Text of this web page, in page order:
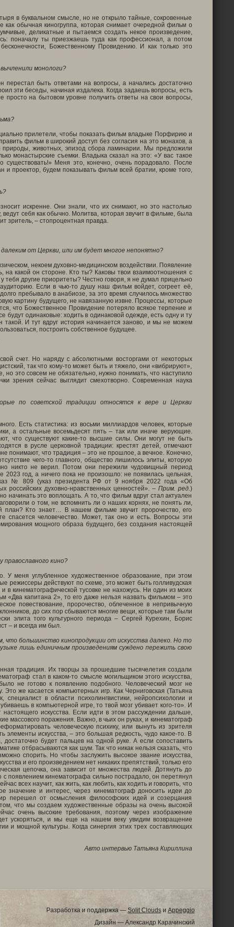
в буквальном смысле, но не открыло тайные, сокровенные
обычная киногруппа, которая снимает очередной фильм о
деликатные и пытаемся создать некое произведение,
поначалу ты приезжаешь туда как профессионал, а потом
Божественному Провидению. И как только это
монологи?
быть ответами на вопросы, а начались достаточно
эти беседы, начиная издалека. Когда задаешь вопросы, есть
на бытовом уровне получить ответы на свои вопросы,
прилетели, чтобы показать фильм владыке Порфирию и
фильм в широкий доступ без согласия на это монахов, а
животных, эпизод сбора ламинарии. Мы предложили
монастырские съемки. Владыка сказал на это: «У вас такое
Меня это, конечно, очень порадовало. После
проектор, будем показывать фильм всей братии, кроме того,
искренне. Они знали, что их снимают, но это настолько
себя как обычно. Молитва, которая звучит в фильме, была
зритель, – стопроцентная правда.
от Церкви, или им будет многое непонятно?
некоем духовно-медицинском воздействии. Появление
на какой он стороне. Кто ты? Каковы твои взаимоотношения с
другие приоритеты? Честно говоря, я не думал прицельно
Если в чью-то душу наш фильм войдет, согреет её,
пребывало в анабиозе, за это время случилось множество
картину будущего, не навязанную извне. Процессы, которые
что Божественное Провидение потеряло всякое терпение и
будут одинаковые: ходить в одинаковой одежде, есть одну и ту
И тут вдруг история начинается заново, и мы не можем
построить собственное будущее.
счет. Но наряду с абсолютными восторгами от некоторых
так что кому-то может быть и тяжело, они «вибрируют»,
это совсем не обязательно, нужно понимать, что наступило
зрения сейчас выглядит смехотворно. Современная наука
по советской традиции относятся к вере и Церкви
Есть статистика: из восьми миллиардов человек, которые
а остальные восемьдесят пять – так или иначе верующие.
что существуют какие-то высшие силы. Они могут не быть
в русле церковной традиции: крестят детей, отмечают
понимают, что традиция – это не прошлое, а вечное. Конечно,
чего-то главного, общество лишилось элиты, которую
никто не верил. Потом они пережили чудовищный период
год, а ничего пока не произошло: не появилась цельная,
№ 809 (указ президента РФ от 9 ноября 2022 года «Об
российских духовно-нравственных ценностей». – Прим. ред.)
начинать это воплощать. А то, что фильм вдруг стал актуален
о том, не вспомнить ли о наших корнях, не понять ли,
Кто знает… В нашем фильме звучит пророчество, его
спасется человечество. Может, так оно и есть. Вопросы эти
мощного образа будущего, без создания настоящей
православного кино?
меня углубленное художественное образование, при этом
действуют по схеме, это может быть голливудская
в кинематографической тусовке не нахожусь. Ни один из моих
«Два капитана 2», то его даже нельзя назвать фильмом – это
повествование, пророчество, облеченное в непривычную
до сих пор сбываются многие вещи, которые там были
элита того культурного периода – Сергей Курехин, Борис
– и всегда им был.
что большинство кинопродукции от искусства далеко. Но то
лишь единичным произведениям суждено пережить свою
традиция. Их творцы за прошедшие тысячелетия создали
стал в каком-то смысле могильщиком этого искусства,
не готово к появлению подобного. Человеческий мозг не
же касается компьютерных игр. Как Черниговская (Татьяна
в области психолингвистики, нейропсихологии и
в компьютерной игре, то твой мозг убивает кого-то». И
искусства. Если идти в этом рассуждении дальше,
массового поражения. Важно, в чьих он руках, и кинематограф
человеческую психику, или вынуть из зрителя
элементы искусства, – это большая редкость, чудо какое-то. В
будет пальцев на одной руке. А если сопоставить
отбрасываются как шум. Так что никак нельзя сказать, что
спорить. Но чтобы заслужить высокое звание искусства,
и его произведением нет никаких препятствий, только его
цепочка, она зависит от множества людей. Дотянуть до
с появлением кинематографа сильно пострадало, он перетянул
всех научит, как жить, как любить, как ходить и говорить, что
значение и интерес, через кинематограф доносить идеи до
перешел от осмысления философских идей и созерцания
что мы создаем художественные образы на очень высокой
очень высокие требования, поэтому через изображение
ускоряться, и мы еще на нашем веку увидим возвращение
и мощной культуры. Когда синергия этих трех составляющих
Авто интервью Татьяна Кириллина
Разработка и поддержка — Solit Cloudsи Appeggio
Дизайн — Александр Карачинский